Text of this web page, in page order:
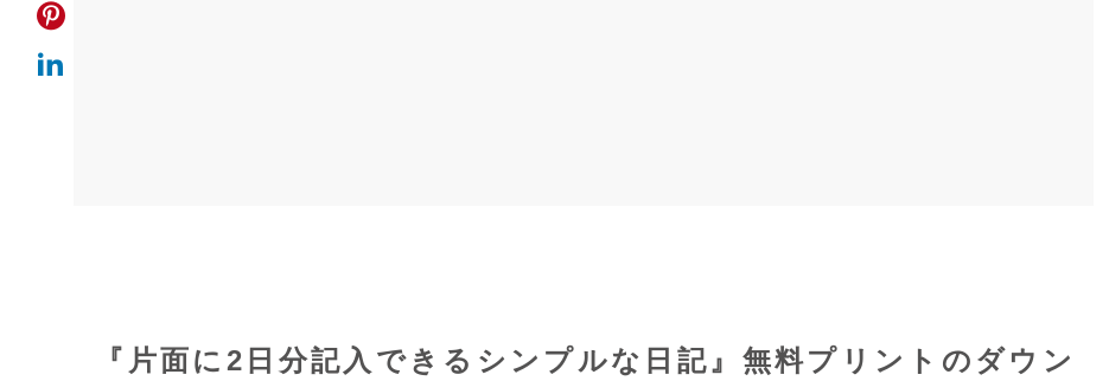
『片面に2日分記入できるシンプルな日記』無料プリントのダウン